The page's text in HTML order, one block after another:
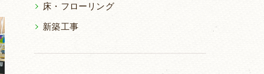
床・フローリング
新築工事